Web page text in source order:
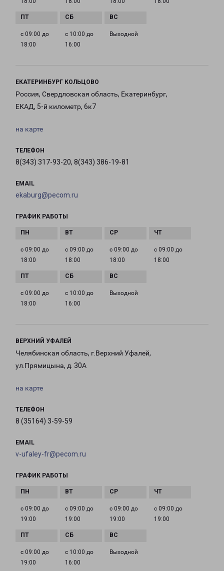
с 09:00 до
18:00
с 10:00 до
16:00
Выходной
ЕКАТЕРИНБУРГ КОЛЬЦОВО
Россия, Свердловская область, Екатеринбург,
ЕКАД, 5-й километр, 6к7
на карте
ТЕЛЕФОН
8(343) 317-93-20, 8(343) 386-19-81
EMAIL
ekaburg@pecom.ru
ГРАФИК РАБОТЫ
с 09:00 до
18:00
с 09:00 до
18:00
с 09:00 до
18:00
с 09:00 до
18:00
с 09:00 до
18:00
с 10:00 до
16:00
Выходной
ВЕРХНИЙ УФАЛЕЙ
Челябинская область, г.Верхний Уфалей,
ул.Прямицына, д. 30А
на карте
ТЕЛЕФОН
8 (35164) 3-59-59
EMAIL
v-ufaley-fr@pecom.ru
ГРАФИК РАБОТЫ
с 09:00 до
19:00
с 09:00 до
19:00
с 09:00 до
19:00
с 09:00 до
19:00
с 09:00 до
19:00
с 10:00 до
16:00
Выходной